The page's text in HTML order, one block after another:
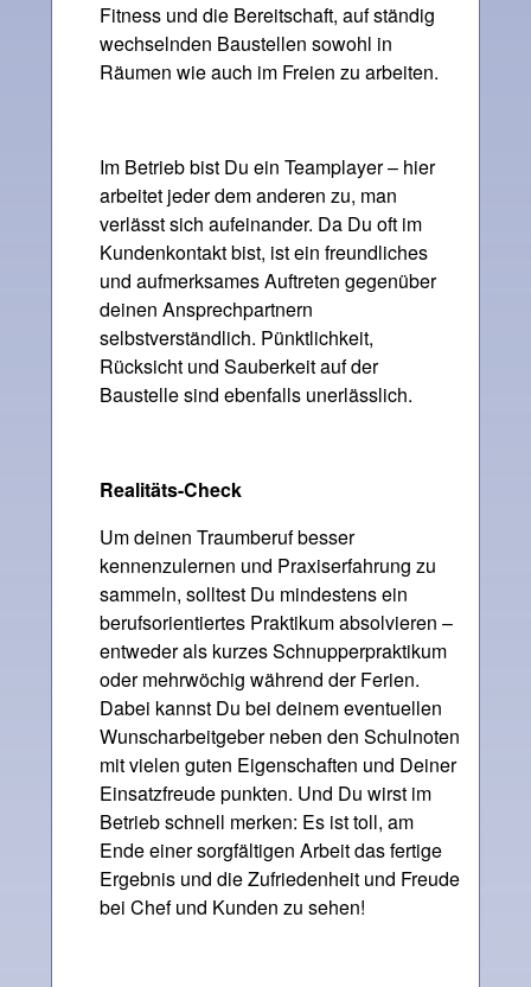
Fitness und die Bereitschaft, auf ständig
wechselnden Baustellen sowohl in
Räumen wie auch im Freien zu arbeiten.
Im Betrieb bist Du ein Teamplayer – hier
arbeitet jeder dem anderen zu, man
verlässt sich aufeinander. Da Du oft im
Kundenkontakt bist, ist ein freundliches
und aufmerksames Auftreten gegenüber
deinen Ansprechpartnern
selbstverständlich. Pünktlichkeit,
Rücksicht und Sauberkeit auf der
Baustelle sind ebenfalls unerlässlich.
Realitäts-Check
Um deinen Traumberuf besser
kennenzulernen und Praxiserfahrung zu
sammeln, solltest Du mindestens ein
berufsorientiertes Praktikum absolvieren –
entweder als kurzes Schnupperpraktikum
oder mehrwöchig während der Ferien.
Dabei kannst Du bei deinem eventuellen
Wunscharbeitgeber neben den Schulnoten
mit vielen guten Eigenschaften und Deiner
Einsatzfreude punkten. Und Du wirst im
Betrieb schnell merken: Es ist toll, am
Ende einer sorgfältigen Arbeit das fertige
Ergebnis und die Zufriedenheit und Freude
bei Chef und Kunden zu sehen!